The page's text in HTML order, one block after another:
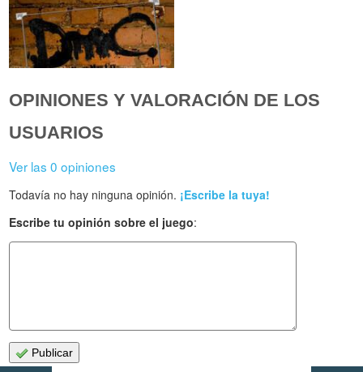
OPINIONES Y VALORACIÓN DE LOS
USUARIOS
Ver las 0 opiniones
Todavía no hay ninguna opinión. ¡Escribe la tuya!
Escribe tu opinión sobre el juego:
Publicar